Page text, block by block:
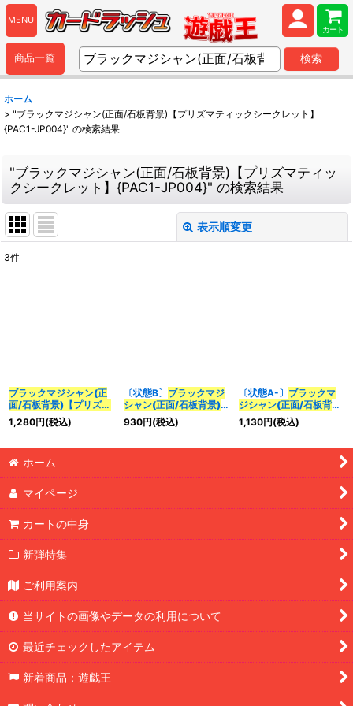
MENU
カート
商品一覧 検索
ホーム
> "ブラックマジシャン(正面/石板背景)【プリズマティックシークレット】
{PAC1-JP004}" の検索結果
"ブラックマジシャン(正面/石板背景)【プリズマティッ
クシークレット】{PAC1-JP004}" の検索結果
表示順変更
カテゴリ:
絞り込む
3件
ブラックマジシャン(正
面/石板背景)【プリズマ
ティックシークレット】
{PAC1-JP004}
1,280円(税込)
〔状態B〕 ブラックマジ
シャン(正面/石板背景)
【プリズマティックシー
クレット】{PAC1-
930円(税込)
〔状態A-〕 ブラックマ
ジシャン(正面/石板背
景)【プリズマティック
シークレット】{PAC1-
1,130円(税込)
ホーム
マイページ
カートの中身
新弾特集
ご利用案内
当サイトの画像やデータの利用について
最近チェックしたアイテム
新着商品：遊戯王